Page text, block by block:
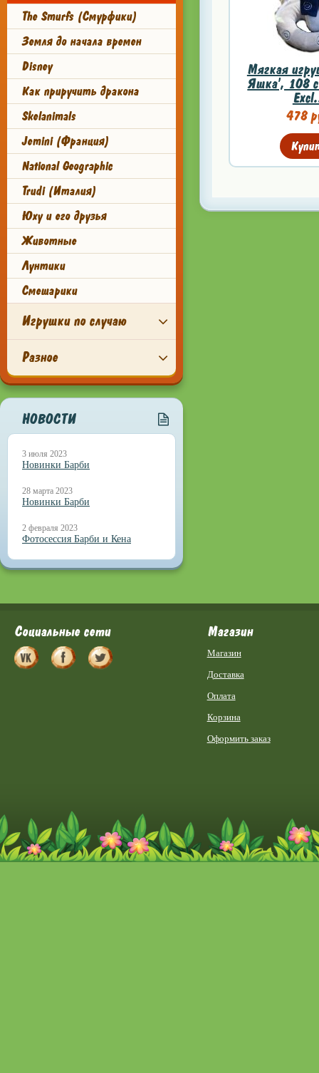
The Smurfs (Смурфики)
Земля до начала времен
Disney
Как приручить дракона
Skelanimals
Jemini (Франция)
National Geographic
Trudi (Италия)
Юху и его друзья
Животные
Лунтики
Смешарики
Игрушки по случаю
Разное
НОВОСТИ
3 июля 2023
Новинки Барби
28 марта 2023
Новинки Барби
2 февраля 2023
Фотосессия Барби и Кена
Мягкая
Яшка', 108
478
Социальные сети Магазин
Магазин
Доставка
Оплата
Корзина
Оформить заказ